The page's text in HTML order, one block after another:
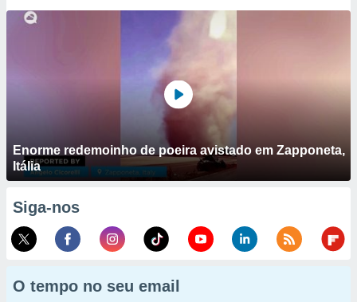
Enorme redemoinho de poeira avistado em Zapponeta,
Itália
Siga-nos
O tempo no seu email